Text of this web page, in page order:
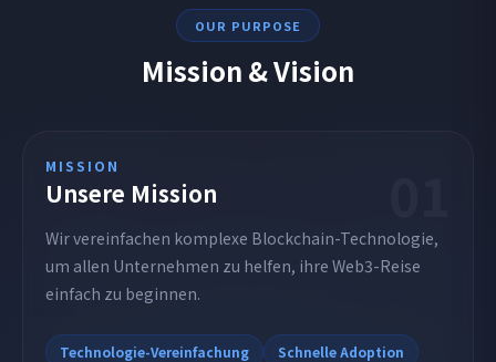
OUR PURPOSE
Mission & Vision
MISSION
Unsere Mission
Wir vereinfachen komplexe Blockchain-Technologie,
um allen Unternehmen zu helfen, ihre Web3-Reise
einfach zu beginnen.
Technologie-Vereinfachung
Schnelle Adoption